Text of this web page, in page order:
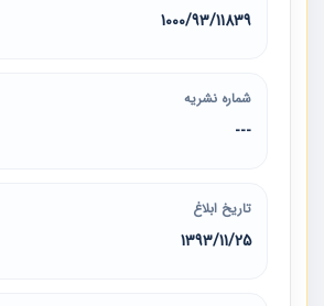
1000/93/11839
شماره نشریه
---
تاریخ ابلاغ
1393/11/25